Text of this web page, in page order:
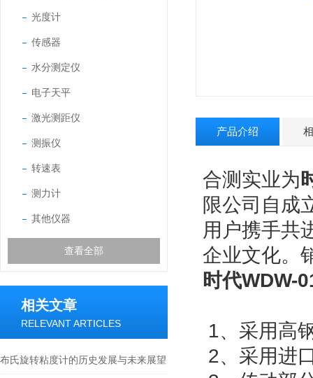
光度计
传感器
水分测定仪
电子天平
激光测距仪
测振仪
转速表
测力计
其他仪器
查看全部
相关文章
RELEVANT ARTICLES
布氏旋转粘度计的历史发展与未来展望
产品介绍
合测实业为
限公司自成
用户携手共
企业文化。
时代WDW-
1、采用高
2、采用进